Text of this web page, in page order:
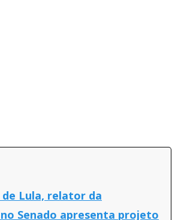
Lula, relator da
Senado apresenta projeto